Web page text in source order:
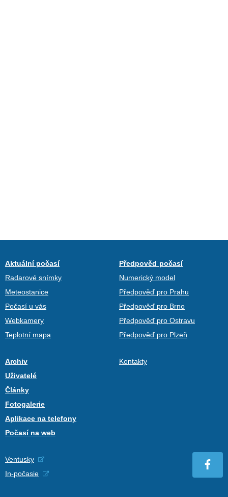
Aktuální počasí
Radarové snímky
Meteostanice
Počasí u vás
Webkamery
Teplotní mapa
Předpověď počasí
Numerický model
Předpověď pro Prahu
Předpověď pro Brno
Předpověď pro Ostravu
Předpověď pro Plzeň
Archiv
Uživatelé
Články
Fotogalerie
Aplikace na telefony
Počasí na web
Kontakty
Ventusky
In-počasie